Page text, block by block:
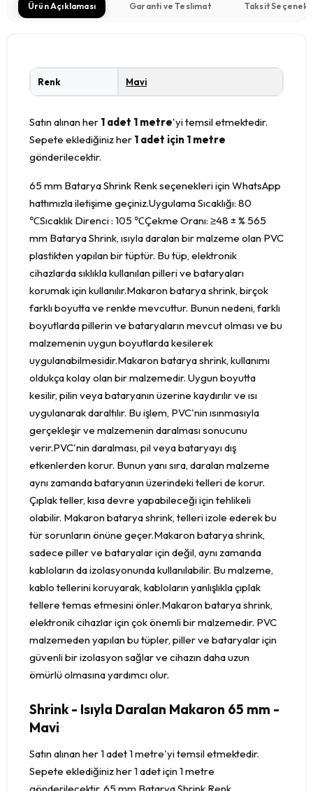
Ürün Açıklaması Garanti ve Teslimat Taksit
Renk Mavi
Satın alınan her 1 adet 1 metre'yi temsil etmektedir.
Sepete eklediğiniz her 1 adet için 1 metre
gönderilecektir.
65 mm Batarya Shrink Renk seçenekleri için WhatsApp
hattımızla iletişime geçiniz.Uygulama Sıcaklığı: 80
℃Sıcaklık Direnci : 105 ℃Çekme Oranı: ≥48 ± % 565
mm Batarya Shrink, ısıyla daralan bir malzeme olan PVC
plastikten yapılan bir tüptür. Bu tüp, elektronik
cihazlarda sıklıkla kullanılan pilleri ve bataryaları
korumak için kullanılır.Makaron batarya shrink, birçok
farklı boyutta ve renkte mevcuttur. Bunun nedeni, farklı
boyutlarda pillerin ve bataryaların mevcut olması ve bu
malzemenin uygun boyutlarda kesilerek
uygulanabilmesidir.Makaron batarya shrink, kullanımı
oldukça kolay olan bir malzemedir. Uygun boyutta
kesilir, pilin veya bataryanın üzerine kaydırılır ve ısı
uygulanarak daraltılır. Bu işlem, PVC'nin ısınmasıyla
gerçekleşir ve malzemenin daralması sonucunu
verir.PVC'nin daralması, pil veya bataryayı dış
etkenlerden korur. Bunun yanı sıra, daralan malzeme
aynı zamanda bataryanın üzerindeki telleri de korur.
Çıplak teller, kısa devre yapabileceği için tehlikeli
olabilir. Makaron batarya shrink, telleri izole ederek bu
tür sorunların önüne geçer.Makaron batarya shrink,
sadece piller ve bataryalar için değil, aynı zamanda
kabloların da izolasyonunda kullanılabilir. Bu malzeme,
kablo tellerini koruyarak, kabloların yanlışlıkla çıplak
tellere temas etmesini önler.Makaron batarya shrink,
elektronik cihazlar için çok önemli bir malzemedir. PVC
malzemeden yapılan bu tüpler, piller ve bataryalar için
güvenli bir izolasyon sağlar ve cihazın daha uzun
ömürlü olmasına yardımcı olur.
Shrink - Isıyla Daralan Makaron 65 mm -
Mavi
Satın alınan her 1 adet 1 metre'yi temsil etmektedir.
Sepete eklediğiniz her 1 adet için 1 metre